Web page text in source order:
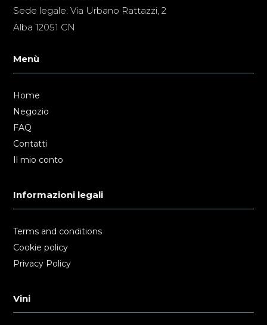
Sede legale: Via Urbano Rattazzi, 2
Alba 12051 CN
Menù
Home
Negozio
FAQ
Contatti
Il mio conto
Informazioni legali
Terms and conditions
Cookie policy
Privacy Policy
Vini